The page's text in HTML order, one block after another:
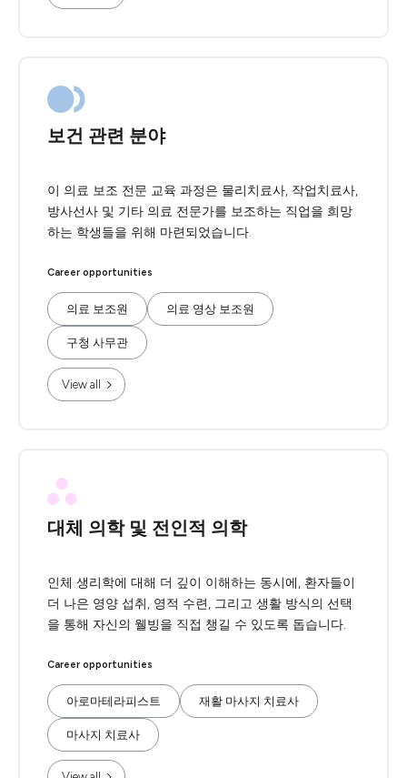
보건 관련 분야
이 의료 보조 전문 교육 과정은 물리치료사, 작업치료사,
방사선사 및 기타 의료 전문가를 보조하는 직업을 희망
하는 학생들을 위해 마련되었습니다.
Career opportunities
의료 보조원 의료 영상 보조원
구청 사무관
View all
대체 의학 및 전인적 의학
인체 생리학에 대해 더 깊이 이해하는 동시에, 환자들이
더 나은 영양 섭취, 영적 수련, 그리고 생활 방식의 선택
을 통해 자신의 웰빙을 직접 챙길 수 있도록 돕습니다.
Career opportunities
아로마테라피스트 재활 마사지 치료사
마사지 치료사